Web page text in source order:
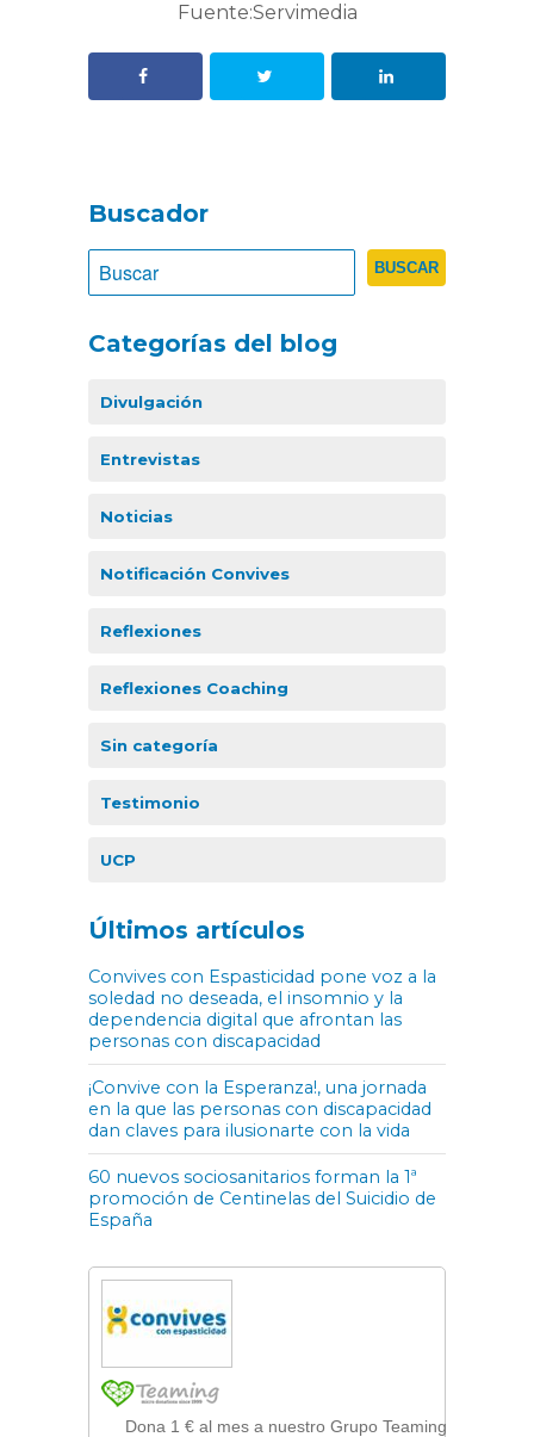
Fuente:Servimedia
Buscador
Categorías del blog
Divulgación
Entrevistas
Noticias
Notificación Convives
Reflexiones
Reflexiones Coaching
Sin categoría
Testimonio
UCP
Últimos artículos
Convives con Espasticidad pone voz a la
soledad no deseada, el insomnio y la
dependencia digital que afrontan las
personas con discapacidad
¡Convive con la Esperanza!, una jornada
en la que las personas con discapacidad
dan claves para ilusionarte con la vida
60 nuevos sociosanitarios forman la 1ª
promoción de Centinelas del Suicidio de
España